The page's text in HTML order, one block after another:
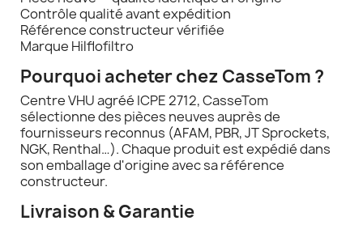
Contrôle qualité avant expédition
Référence constructeur vérifiée
Marque Hilflofiltro
Pourquoi acheter chez CasseTom ?
Centre VHU agréé ICPE 2712, CasseTom
sélectionne des pièces neuves auprès de
fournisseurs reconnus (AFAM, PBR, JT Sprockets,
NGK, Renthal…). Chaque produit est expédié dans
son emballage d'origine avec sa référence
constructeur.
Livraison & Garantie